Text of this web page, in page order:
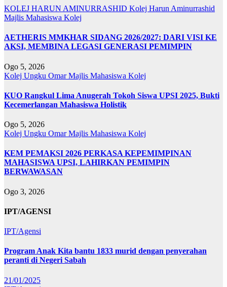
KOLEJ HARUN AMINURRASHID Kolej Harun Aminurrashid
Majlis Mahasiswa Kolej
AETHERIS MMKHAR SIDANG 2026/2027: DARI VISI KE
AKSI, MEMBINA LEGASI GENERASI PEMIMPIN
Ogo 5, 2026
Kolej Ungku OmarMajlis Mahasiswa Kolej
KUO Rangkul Lima Anugerah Tokoh Siswa UPSI 2025, Bukti
Kecemerlangan Mahasiswa Holistik
Ogo 5, 2026
Kolej Ungku OmarMajlis Mahasiswa Kolej
KEM PEMAKSI 2026 PERKASA KEPEMIMPINAN
MAHASISWA UPSI, LAHIRKAN PEMIMPIN
BERWAWASAN
Ogo 3, 2026
IPT/AGENSI
IPT/Agensi
Program Anak Kita bantu 1833 murid dengan penyerahan
peranti di Negeri Sabah
21/01/2025